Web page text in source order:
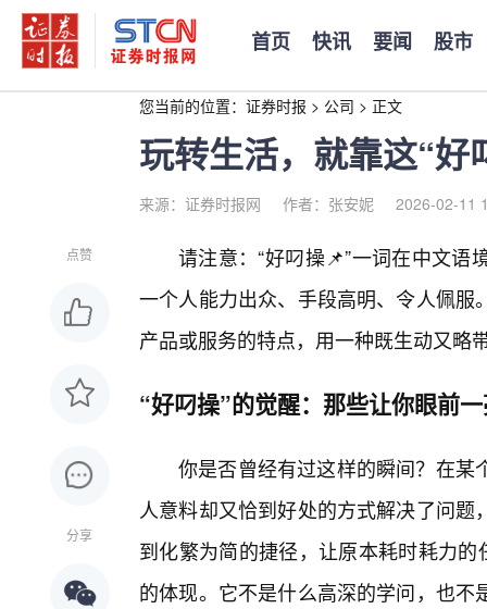
首页 快讯 要闻 股市
您当前的位置： 证券时报 > 公司 > 正文
玩转生活，就靠这“好
来源：证券时报网 作者：张安妮 2026-02-11
点赞
分享
请注意：“好叼操📌”一词在中文
一个人能力出众、手段高明、令人佩
产品或服务的特点，用一种既生动又略
“好叼操”的觉醒：那些让你眼前
你是否曾经有过这样的瞬间？在某
人意料却又恰到好处的方式解决了问
到化繁为简的捷径，让原本耗时耗力
的体现。它不是什么高深的学问，也